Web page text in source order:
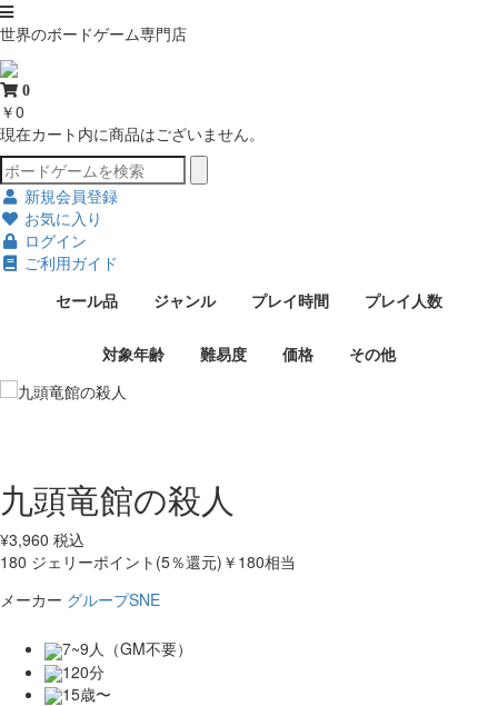
世界のボードゲーム専門店
0
￥0
現在カート内に商品はございません。
新規会員登録
お気に入り
ログイン
ご利用ガイド
セール品
ジャンル プレイ時間 プレイ人数
対象年齢 難易度 価格 その他
九頭竜館の殺人
¥3,960 税込
180 ジェリーポイント(5％還元) ￥180相当
メーカー グループSNE
7~9人（GM不要）
120分
15歳〜